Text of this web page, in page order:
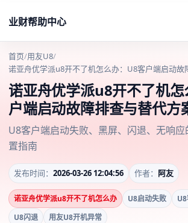
业财帮助中心
首页/用友U8/
诺亚舟优学派u8开不了机怎么办：U8客户端启动故
诺亚舟优学派u8开不了机
户端启动故障排查与替代方
U8客户端启动失败、黑屏、闪退、无响
置指南
发布时间： 2026-03-26 12:04:56 作者： 阿友
诺亚舟优学派u8开不了机怎么办 U8启动失败
U8闪退
用友U8开机异常